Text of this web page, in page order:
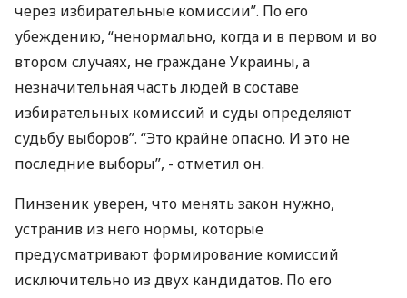
через избирательные комиссии”. По его
убеждению, “ненормально, когда и в первом и во
втором случаях, не граждане Украины, а
незначительная часть людей в составе
избирательных комиссий и суды определяют
судьбу выборов”. “Это крайне опасно. И это не
последние выборы”, - отметил он.
Пинзеник уверен, что менять закон нужно,
устранив из него нормы, которые
предусматривают формирование комиссий
исключительно из двух кандидатов. По его